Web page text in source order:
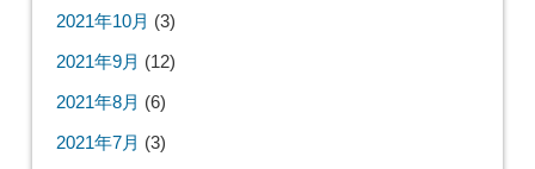
2021年10月 (3)
2021年9月 (12)
2021年8月 (6)
2021年7月 (3)